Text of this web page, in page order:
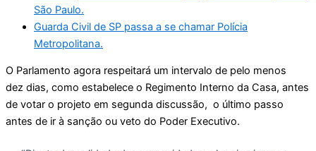
São Paulo.
Guarda Civil de SP passa a se chamar Polícia
Metropolitana.
O Parlamento agora respeitará um intervalo de pelo menos
dez dias, como estabelece o Regimento Interno da Casa, antes
de votar o projeto em segunda discussão, o último passo
antes de ir à sanção ou veto do Poder Executivo.